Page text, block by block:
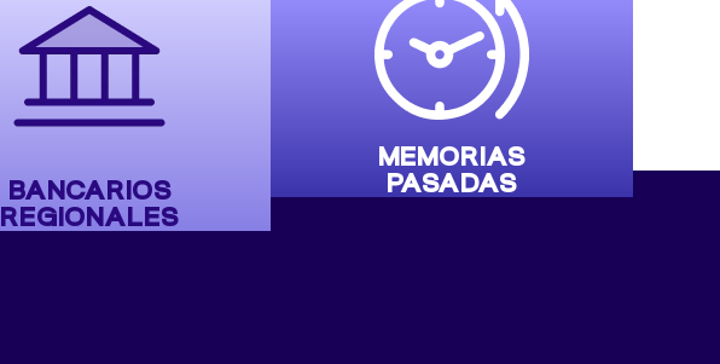
BANCARIOS
REGIONALES
MEMORIAS
PASADAS